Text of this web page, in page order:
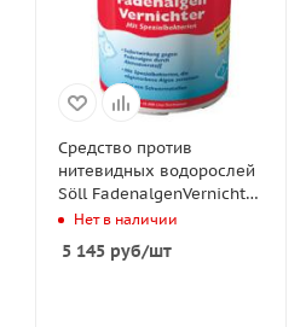
Средство против
нитевидных водорослей
Söll FadenalgenVernichter
1.0 кг на 32 м3
Нет в наличии
5 145руб/шт